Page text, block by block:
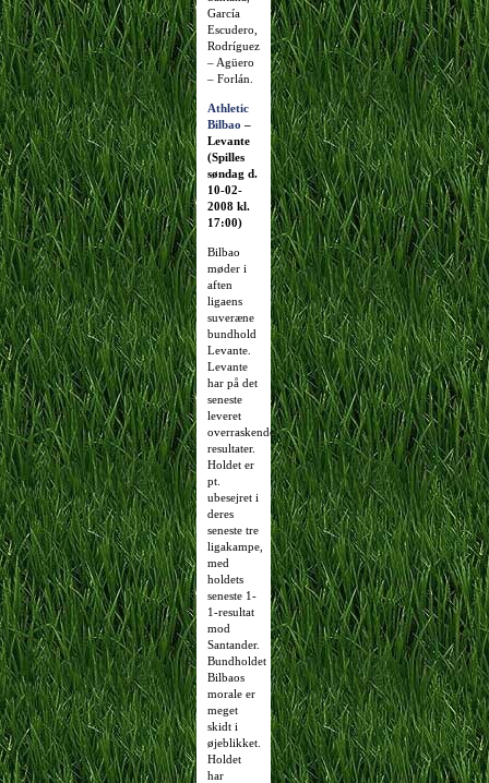
García
Escudero,
Rodríguez
– Agüero
– Forlán.
Athletic
Bilbao –
Levante
(Spilles
søndag d.
10-02-
2008 kl.
17:00)
Bilbao
møder i
aften
ligaens
suveræne
bundhold
Levante.
Levante
har på det
seneste
leveret
overraskende
resultater.
Holdet er
pt.
ubesejret i
deres
seneste tre
ligakampe,
med
holdets
seneste 1-
1-resultat
mod
Santander.
Bundholdet
Bilbaos
morale er
meget
skidt i
øjeblikket.
Holdet
har